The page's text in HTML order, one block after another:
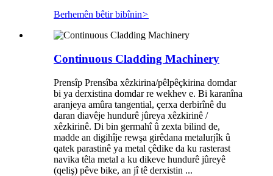
Berhemên bêtir bibînin>
Continuous Cladding Machinery
Prensîp Prensîba xêzkirina/pêlpêçkirina domdar
bi ya derxistina domdar re wekhev e. Bi karanîna
aranjeya amûra tangential, çerxa derbirînê du
daran diavêje hundurê jûreya xêzkirinê /
xêzkirinê. Di bin germahî û zexta bilind de,
madde an digihîje rewşa girêdana metalurjîk û
qatek parastinê ya metal çêdike da ku rasterast
navika têla metal a ku dikeve hundurê jûreyê
(qeliş) pêve bike, an jî tê derxistin ...